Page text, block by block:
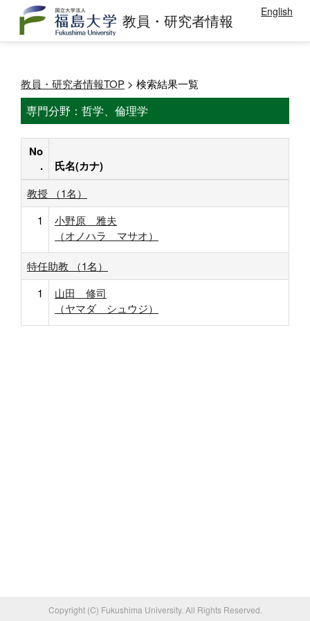
教員・研究者情報 English
教員・研究者情報TOP > 検索結果一覧
専門分野：哲学、倫理学
No
.
氏名(カナ)
教授 （1名）
1
小野原 雅夫
（オノハラ マサオ）
特任助教 （1名）
1
山田 修司
（ヤマダ シュウジ）
Copyright (C) Fukushima University. All Rights Reserved.